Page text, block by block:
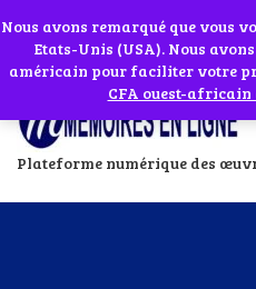
Abonnes toi à notre chaîne WhatsApp en
Plateforme numérique des
Si vous avez besoin d'assistance
+229 01 95 33
Nous avons remarqué que vous
Etats-Unis (USA). Nous
américain pour faciliter votre
CFA ouest-africain